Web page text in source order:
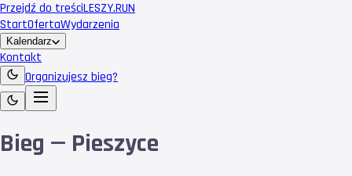
Przejdź do treściLESZY.RUN
StartOfertaWydarzenia
Kalendarz
Kontakt
Organizujesz bieg?
Bieg — Pieszyce